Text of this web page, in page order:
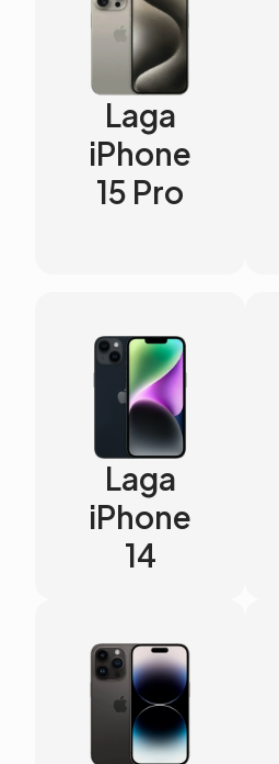
Laga
iPhone
15 Pro
Laga
iPhone
14